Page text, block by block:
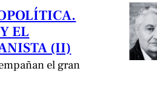
EL
(II)
el gran